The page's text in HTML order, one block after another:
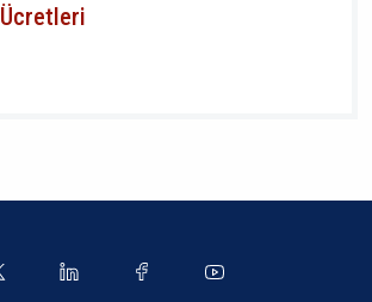
Ücretleri